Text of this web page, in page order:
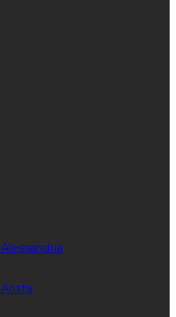
Alessandria
Aosta